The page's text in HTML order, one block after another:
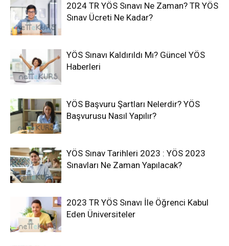
2024 TR YÖS Sınavı Ne Zaman? TR YÖS
Sınav Ücreti Ne Kadar?
YÖS Sınavı Kaldırıldı Mı? Güncel YÖS
Haberleri
YÖS Başvuru Şartları Nelerdir? YÖS
Başvurusu Nasıl Yapılır?
YÖS Sınav Tarihleri 2023 : YÖS 2023
Sınavları Ne Zaman Yapılacak?
2023 TR YÖS Sınavı İle Öğrenci Kabul
Eden Üniversiteler